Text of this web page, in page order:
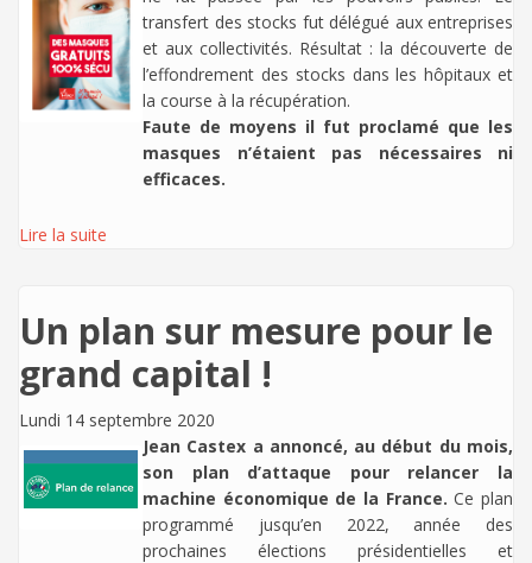
transfert des stocks fut délégué aux entreprises
et aux collectivités. Résultat : la découverte de
l’effondrement des stocks dans les hôpitaux et
la course à la récupération.
Faute de moyens il fut proclamé que les
masques n’étaient pas nécessaires ni
efficaces.
Lire la suite
Un plan sur mesure pour le
grand capital !
Lundi 14 septembre 2020
Jean Castex a annoncé, au début du mois,
son plan d’attaque pour relancer la
machine économique de la France. Ce plan
programmé jusqu’en 2022, année des
prochaines élections présidentielles et